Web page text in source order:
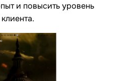
и повысить уровень